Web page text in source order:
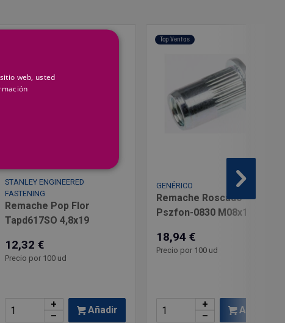
STANLEY ENGINEERED
FASTENING
Remache Pop Flor
Tapd617SO 4,8x19
12,32 €
Precio por 100 ud
+
–
Añadir
Top Ventas
GENÉRICO
Remache Roscado
Pszfon-0830 M08x17
18,94 €
Precio por 100 ud
+
–
Añadir
web, usted